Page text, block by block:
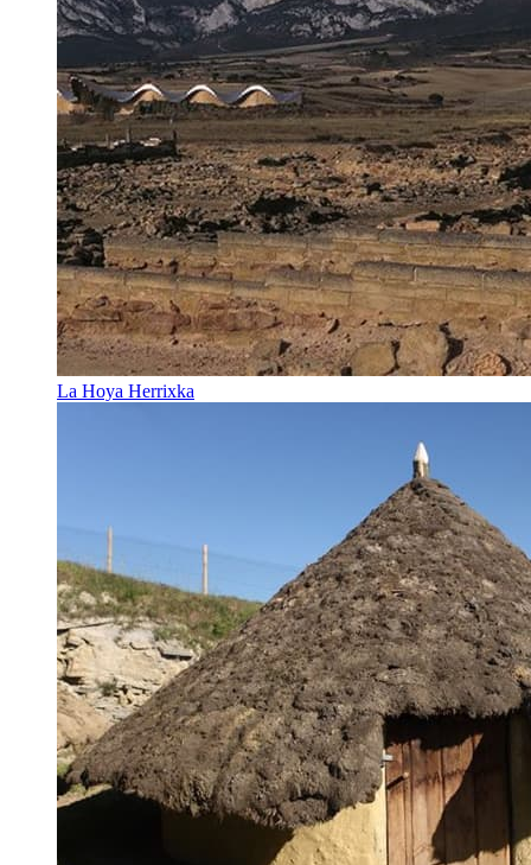
La Hoya Herrixka